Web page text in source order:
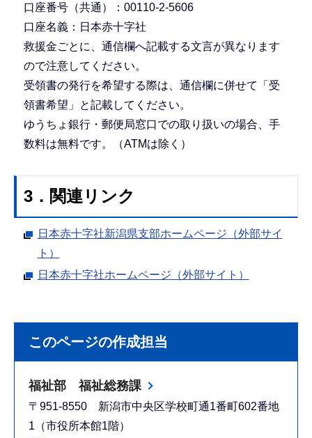
口座番号（共通）：00110-2-5606
口座名義：日本赤十字社
救援金ごとに、通信欄へ記載する文言が異なります
ので注意してください。
受領書の発行を希望する際は、通信欄に併せて「受
領書希望」と記載してください。
ゆうちょ銀行・郵便局窓口での取り扱いの場合、手
数料は無料です。（ATMは除く）
3．関連リンク
日本赤十字社新潟県支部ホームページ（外部サイ
ト）
日本赤十字社ホームページ（外部サイト）
このページの作成担当
福祉部 福祉総務課
〒951-8550 新潟市中央区学校町通1番町602番地
1（市役所本館1階）